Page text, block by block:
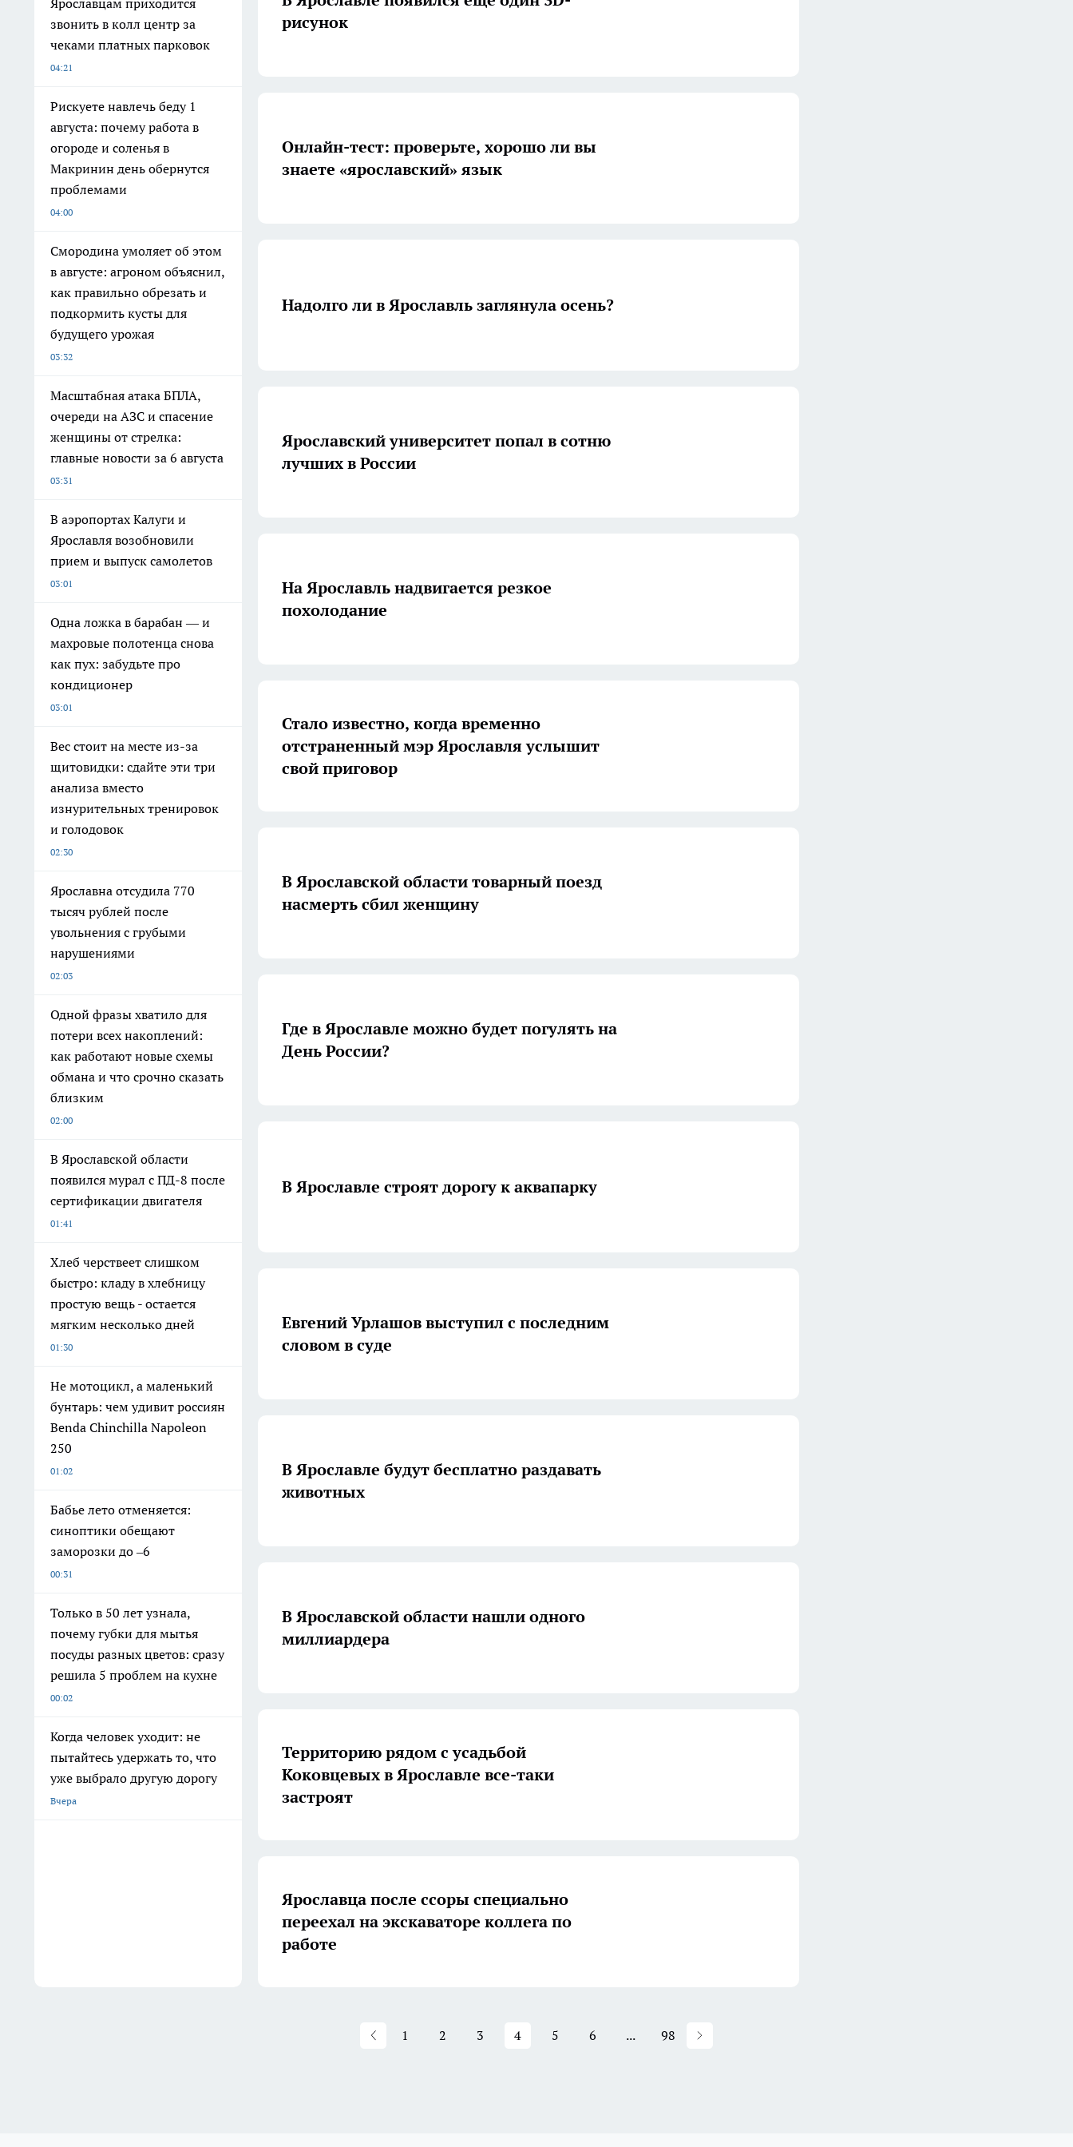
Ярославцам приходится
звонить в колл центр за
чеками платных парковок
04:21
Рискуете навлечь беду 1
августа: почему работа в
огороде и соленья в
Макринин день обернутся
проблемами
04:00
Смородина умоляет об этом
в августе: агроном объяснил,
как правильно обрезать и
подкормить кусты для
будущего урожая
03:32
Масштабная атака БПЛА,
очереди на АЗС и спасение
женщины от стрелка:
главные новости за 6 августа
03:31
В аэропортах Калуги и
Ярославля возобновили
прием и выпуск самолетов
03:01
Одна ложка в барабан — и
махровые полотенца снова
как пух: забудьте про
кондиционер
03:01
Вес стоит на месте из-за
щитовидки: сдайте эти три
анализа вместо
изнурительных тренировок
и голодовок
02:30
Ярославна отсудила 770
тысяч рублей после
увольнения с грубыми
нарушениями
02:03
Одной фразы хватило для
потери всех накоплений:
как работают новые схемы
обмана и что срочно сказать
близким
02:00
В Ярославской области
появился мурал с ПД-8 после
сертификации двигателя
01:41
Хлеб черствеет слишком
быстро: кладу в хлебницу
простую вещь - остается
мягким несколько дней
01:30
Не мотоцикл, а маленький
бунтарь: чем удивит россиян
Benda Chinchilla Napoleon
250
01:02
Бабье лето отменяется:
синоптики обещают
заморозки до –6
00:31
Только в 50 лет узнала,
почему губки для мытья
посуды разных цветов: сразу
решила 5 проблем на кухне
00:02
Когда человек уходит: не
пытайтесь удержать то, что
уже выбрало другую дорогу
Вчера
рисунок
Онлайн-тест: проверьте, хорошо ли вы
знаете «ярославский» язык
Надолго ли в Ярославль заглянула осень?
Ярославский университет попал в сотню
лучших в России
На Ярославль надвигается резкое
похолодание
Стало известно, когда временно
отстраненный мэр Ярославля услышит
свой приговор
В Ярославской области товарный поезд
насмерть сбил женщину
Где в Ярославле можно будет погулять на
День России?
В Ярославле строят дорогу к аквапарку
Евгений Урлашов выступил с последним
словом в суде
В Ярославле будут бесплатно раздавать
животных
В Ярославской области нашли одного
миллиардера
Территорию рядом с усадьбой
Коковцевых в Ярославле все-таки
застроят
Ярославца после ссоры специально
переехал на экскаваторе коллега по
работе
1 2 3 4 5 6 ... 98